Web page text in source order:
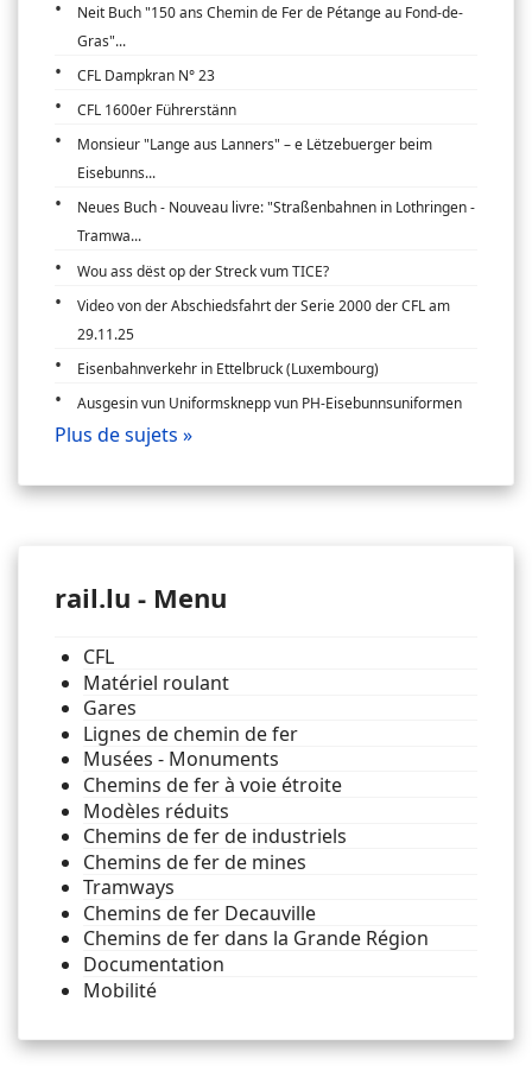
Neit Buch "150 ans Chemin de Fer de Pétange au Fond-de-
Gras"...
CFL Dampkran N° 23
CFL 1600er Führerstänn
Monsieur "Lange aus Lanners" – e Lëtzebuerger beim
Eisebunns...
Neues Buch - Nouveau livre: "Straßenbahnen in Lothringen -
Tramwa...
Wou ass dëst op der Streck vum TICE?
Video von der Abschiedsfahrt der Serie 2000 der CFL am
29.11.25
Eisenbahnverkehr in Ettelbruck (Luxembourg)
Ausgesin vun Uniformsknepp vun PH-Eisebunnsuniformen
Plus de sujets »
rail.lu - Menu
CFL
Matériel roulant
Gares
Lignes de chemin de fer
Musées - Monuments
Chemins de fer à voie étroite
Modèles réduits
Chemins de fer de industriels
Chemins de fer de mines
Tramways
Chemins de fer Decauville
Chemins de fer dans la Grande Région
Documentation
Mobilité